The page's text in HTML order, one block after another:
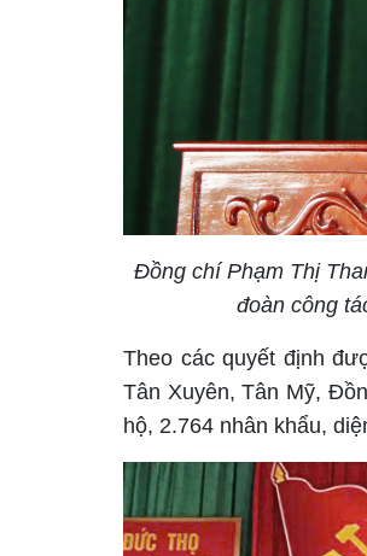
Đồng chí Phạm Thị
đoàn công
Theo các quyết định
Tân Xuyên, Tân Mỹ,
hộ, 2.764 nhân khẩu,